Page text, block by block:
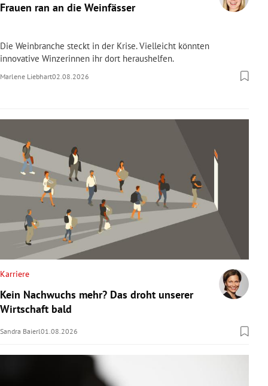
Frauen ran an die Weinfässer
Die Weinbranche steckt in der Krise. Vielleicht könnten
innovative Winzerinnen ihr dort heraushelfen.
Marlene Liebhart02.08.2026
Karriere
Kein Nachwuchs mehr? Das droht unserer
Wirtschaft bald
Sandra Baierl01.08.2026